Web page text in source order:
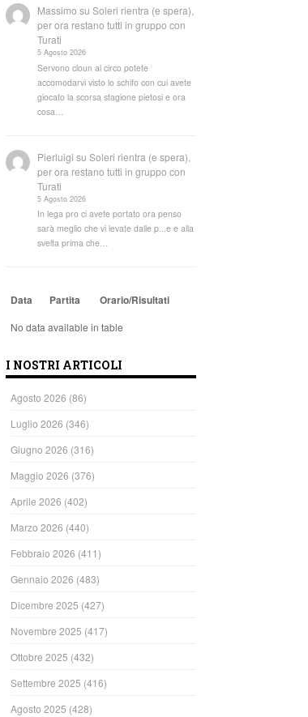
Massimo suSoleri rientra (e spera),
per ora restano tutti in gruppo con
Turati
5 Agosto 2026
Servono cloun al circo potete
accomodarvi visto lo schifo con cui avete
giocato la scorsa stagione pietosi e ora
cosa…
Pierluigi suSoleri rientra (e spera),
per ora restano tutti in gruppo con
Turati
5 Agosto 2026
In lega pro ci avete portato ora penso
sarà meglio che vi levate dalle p...e e alla
svelta prima che…
Data Partita Orario/Risultati
No data available in table
I NOSTRI ARTICOLI
Agosto 2026 (86)
Luglio 2026 (346)
Giugno 2026 (316)
Maggio 2026 (376)
Aprile 2026 (402)
Marzo 2026 (440)
Febbraio 2026 (411)
Gennaio 2026 (483)
Dicembre 2025 (427)
Novembre 2025 (417)
Ottobre 2025 (432)
Settembre 2025 (416)
Agosto 2025 (428)